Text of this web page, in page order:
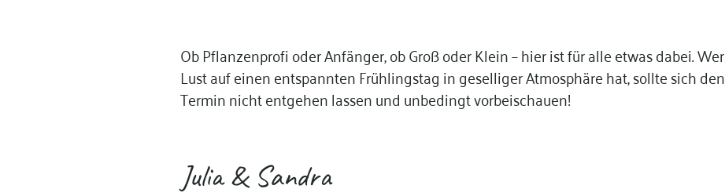
Ob Pflanzenprofi oder Anfänger, ob Groß oder Klein – hier ist für alle etwas dabei. Wer
Lust auf einen entspannten Frühlingstag in geselliger Atmosphäre hat, sollte sich den
Termin nicht entgehen lassen und unbedingt vorbeischauen!
Julia & Sandra